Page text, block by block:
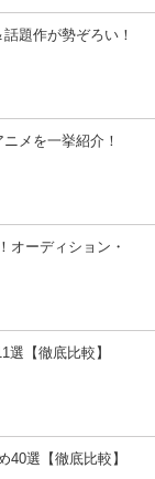
題作が勢ぞろい！
メを一挙紹介！
オーディション・
【徹底比較】
40選【徹底比較】